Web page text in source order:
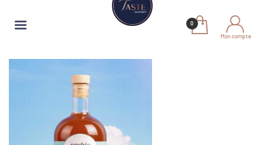
Mon compte